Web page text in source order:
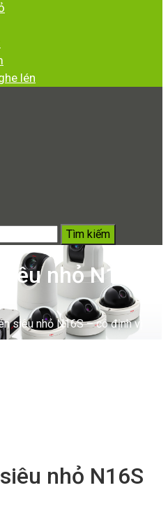
lén
nhỏ N16S
siêu nhỏ N16S – có định vị
nhỏ N16S